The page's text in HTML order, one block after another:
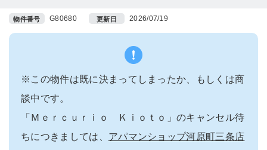
物件番号 G80680 更新日 2026/07/19
※この物件は既に決まってしまったか、もしくは商
談中です。
「Ｍｅｒｃｕｒｉｏ Ｋｉｏｔｏ」のキャンセル待
ちにつきましては、 アパマンショップ河原町三条店